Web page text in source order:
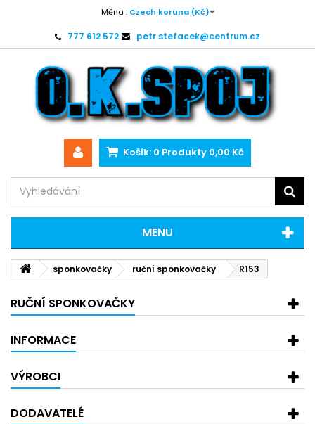
Měna : Czech koruna (Kč)
777 612 572 petr.stefacek@centrum.cz
Košík: 0 Produkty 0,00 Kč
MENU
sponkovačky ruční sponkovačky R153
RUČNÍ SPONKOVAČKY
INFORMACE
VÝROBCI
DODAVATELÉ